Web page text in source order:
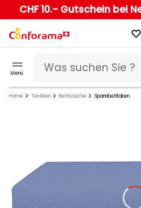
CHF 10.- Gutschein bei
Menü
Home Textilien Bettwäsche Spannbettlaken